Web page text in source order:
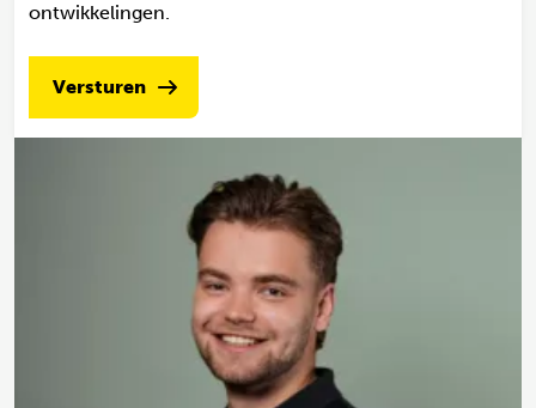
ontwikkelingen.
Versturen